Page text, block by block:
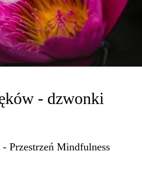
- dzwonki
Przestrzeń Mindfulness